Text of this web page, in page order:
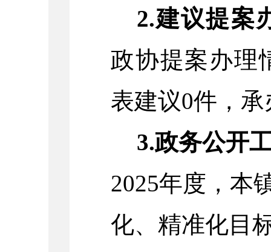
2.建议提案
政协提案办理
表建议0件，
3.政务公开
2025年度，本
化、精准化目